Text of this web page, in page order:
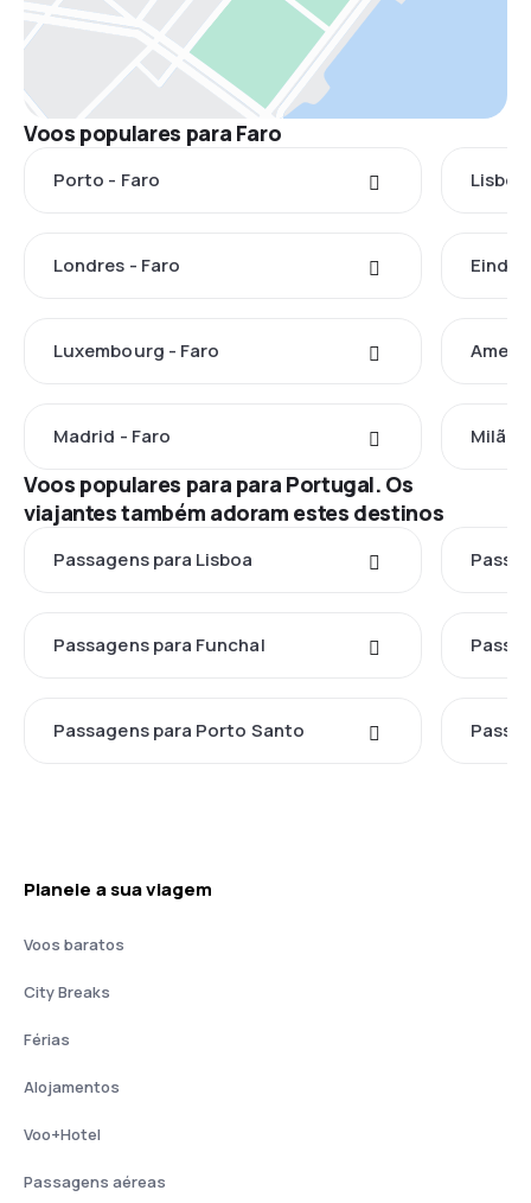
Voos populares para Faro
Porto - Faro
Londres - Faro
Luxembourg - Faro
Madrid - Faro Milão
Voos populares para para Portugal. Os
viajantes também adoram estes destinos
Passagens para Lisboa
Passagens para Funchal
Passagens para Porto Santo
Planeie a sua viagem
Voos baratos
City Breaks
Férias
Alojamentos
Voo+Hotel
Passagens aéreas